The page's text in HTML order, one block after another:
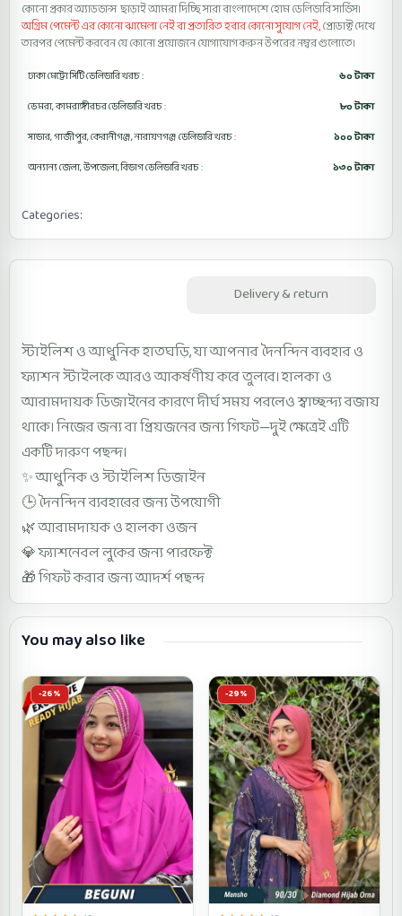
কোনো প্রকার অ্যাডভান্স ছাড়াই আমরা দিচ্ছি সারা বাংলাদেশে হোম ডেলিভারি সার্ভিস।
অগ্রিম পেমেন্ট এর কোনো ঝামেলা নেই বা প্রতারিত হবার কোনো সুযোগ নেই,প্রোডাক্ট দেখে
তারপর পেমেন্ট করবেন যে কোনো প্রয়োজনে যোগাযোগ করুন উপরের নম্বর গুলোতে।
ঢাকা মেট্রো সিটি ডেলিভারি খরচ :
৬০ টাকা
ডেমরা, কামরাঙ্গীরচর ডেলিভারি খরচ :
৮০ টাকা
সাভার, গাজীপুর, কেরানীগঞ্জ, নারায়ণগঞ্জ ডেলিভারি খরচ :
১০০ টাকা
অন্যান্য জেলা, উপজেলা, বিভাগ ডেলিভারি খরচ :
১৩০ টাকা
Categories:
Delivery & return
স্টাইলিশ ও আধুনিক হাতঘড়ি, যা আপনার দৈনন্দিন ব্যবহার ও
ফ্যাশন স্টাইলকে আরও আকর্ষণীয় করে তুলবে। হালকা ও
আরামদায়ক ডিজাইনের কারণে দীর্ঘ সময় পরলেও স্বাচ্ছন্দ্য বজায়
থাকে। নিজের জন্য বা প্রিয়জনের জন্য গিফট—দুই ক্ষেত্রেই এটি
একটি দারুণ পছন্দ।
✨ আধুনিক ও স্টাইলিশ ডিজাইন
🕒 দৈনন্দিন ব্যবহারের জন্য উপযোগী
🌿 আরামদায়ক ও হালকা ওজন
💎 ফ্যাশনেবল লুকের জন্য পারফেক্ট
🎁 গিফট করার জন্য আদর্শ পছন্দ
You may also like
-26% -29%